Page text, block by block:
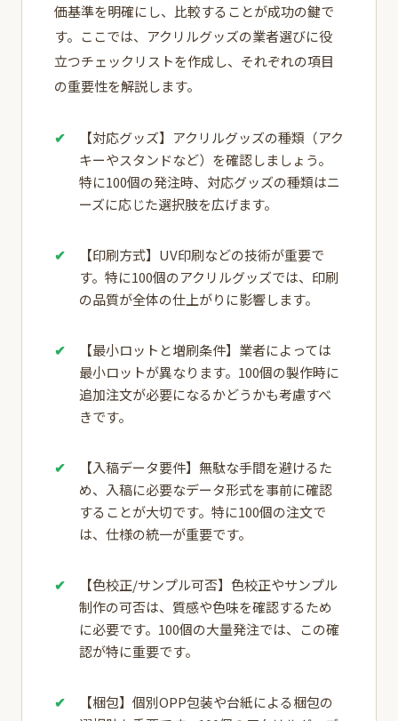
価基準を明確にし、比較することが成功の鍵で
す。ここでは、アクリルグッズの業者選びに役
立つチェックリストを作成し、それぞれの項目
の重要性を解説します。
【対応グッズ】アクリルグッズの種類（アク
キーやスタンドなど）を確認しましょう。
特に100個の発注時、対応グッズの種類はニ
ーズに応じた選択肢を広げます。
【印刷方式】UV印刷などの技術が重要で
す。特に100個のアクリルグッズでは、印刷
の品質が全体の仕上がりに影響します。
【最小ロットと増刷条件】業者によっては
最小ロットが異なります。100個の製作時に
追加注文が必要になるかどうかも考慮すべ
きです。
【入稿データ要件】無駄な手間を避けるた
め、入稿に必要なデータ形式を事前に確認
することが大切です。特に100個の注文で
は、仕様の統一が重要です。
【色校正/サンプル可否】色校正やサンプル
制作の可否は、質感や色味を確認するため
に必要です。100個の大量発注では、この確
認が特に重要です。
【梱包】個別OPP包装や台紙による梱包の